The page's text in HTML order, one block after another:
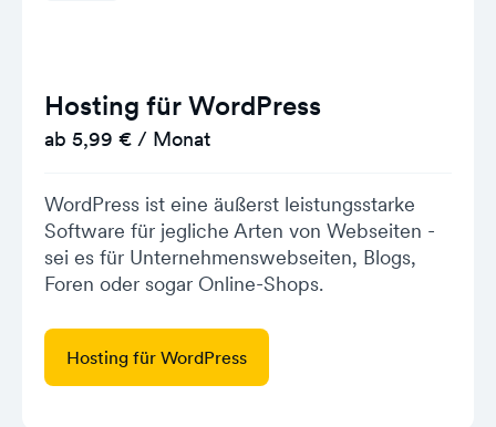
Hosting für WordPress
ab 5,99 € / Monat
WordPress ist eine äußerst leistungsstarke
Software für jegliche Arten von Webseiten -
sei es für Unternehmenswebseiten, Blogs,
Foren oder sogar Online-Shops.
Hosting für WordPress